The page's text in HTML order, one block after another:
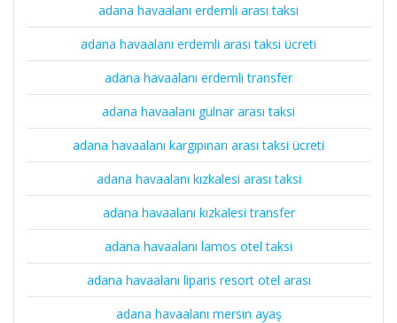
adana havaalanı erdemli arası taksi
adana havaalanı erdemli arası taksi ücreti
adana havaalanı erdemli transfer
adana havaalanı gülnar arası taksi
adana havaalanı kargıpınarı arası taksi ücreti
adana havaalanı kızkalesi arası taksi
adana havaalanı kızkalesi transfer
adana havaalanı lamos otel taksi
adana havaalanı liparis resort otel arası
adana havaalanı mersin ayaş